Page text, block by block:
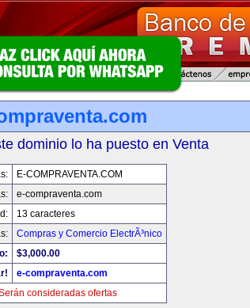
dominio lo ha puesto en Venta
E-COMPRAVENTA.COM
e-compraventa.com
13 caracteres
Compras y Comercio ElectrÃ³nico
$3,000.00
e-compraventa.com
consideradas ofertas